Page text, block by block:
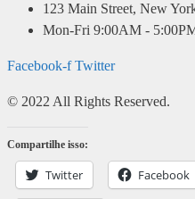
123 Main Street, New
Mon-Fri 9:00AM -
Facebook-f Twitter
© 2022 All Rights Reserved.
Compartilhe isso:
Twitter Facebook